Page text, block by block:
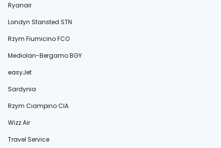
Ryanair
Londyn Stansted STN
Rzym Fiumicino FCO
Mediolan-Bergamo BGY
easyJet
Sardynia
Rzym Ciampino CIA
Wizz Air
Travel Service